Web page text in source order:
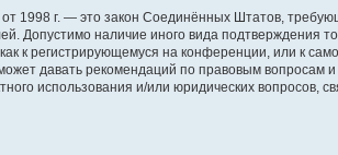
1998 г. — это закон Соединённых Штатов,
Допустимо наличие иного вида подтверждения
к регистрирующемуся на конференции, или к
давать рекомендаций по правовым вопросам
использования и/или юридических вопросов,